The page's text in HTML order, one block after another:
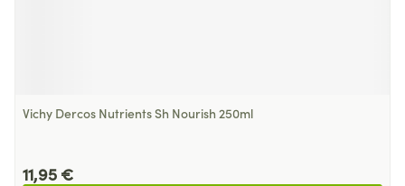
Vichy Dercos Nutrients Sh Nourish 250ml
11,95 €